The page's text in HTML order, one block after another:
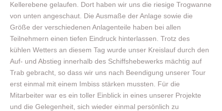
Kellerebene gelaufen. Dort haben wir uns die riesige Trogwanne
von unten angeschaut. Die Ausmaße der Anlage sowie die
Größe der verschiedenen Anlagenteile haben bei allen
Teilnehmern einen tiefen Eindruck hinterlassen. Trotz des
kühlen Wetters an diesem Tag wurde unser Kreislauf durch den
Auf- und Abstieg innerhalb des Schiffshebewerks mächtig auf
Trab gebracht, so dass wir uns nach Beendigung unserer Tour
erst einmal mit einem Imbiss stärken mussten. Für die
Mitarbeiter war es ein toller Einblick in eines unserer Projekte
und die Gelegenheit, sich wieder einmal persönlich zu